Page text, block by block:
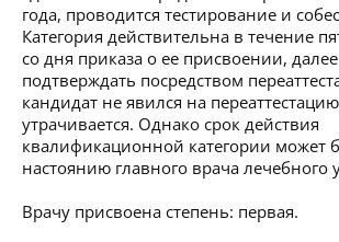
года, проводится тестирование и
Категория действительна в течение
со дня приказа о ее присвоении,
подтверждать посредством
кандидат не явился на
утрачивается. Однако срок действия
квалификационной категории может
настоянию главного врача лечебного
Врачу присвоена степень: первая.